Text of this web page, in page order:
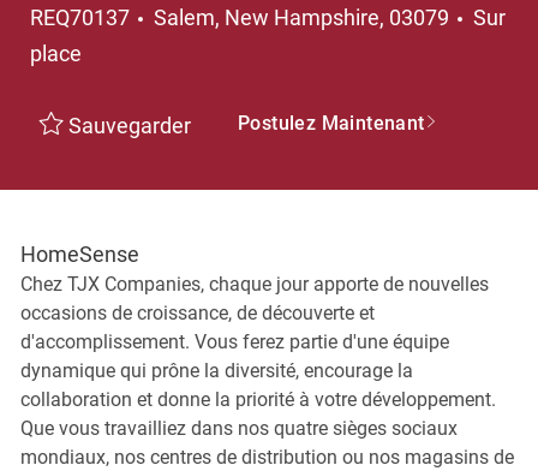
REQ70137
Emplacement
Salem, New Hampshire, 03079
Sur
place
Sauvegarder Postulez Maintenant
HomeSense
Chez TJX Companies, chaque jour apporte de nouvelles
occasions de croissance, de découverte et
d'accomplissement. Vous ferez partie d'une équipe
dynamique qui prône la diversité, encourage la
collaboration et donne la priorité à votre développement.
Que vous travailliez dans nos quatre sièges sociaux
mondiaux, nos centres de distribution ou nos magasins de